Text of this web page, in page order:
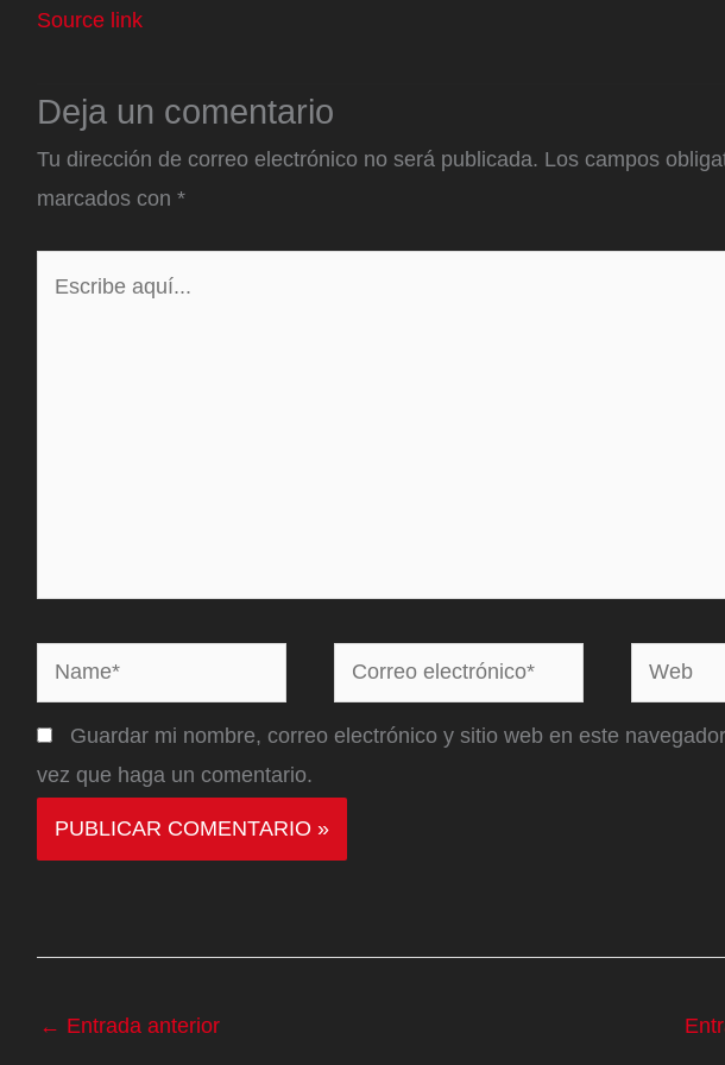
Source link
Deja un comentario
Tu dirección de correo electrónico no será publicada. Los campos
marcados con *
Name*
Correo
electrónico*
Web
Guardar mi nombre, correo electrónico y sitio web en este
vez que haga un comentario.
← Entrada anterior